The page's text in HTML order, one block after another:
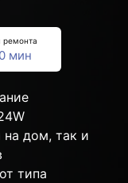
ремонта
мин
на дом, так и
типа